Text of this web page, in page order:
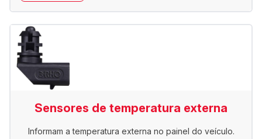
Sensores de temperatura externa
Informam a temperatura externa no painel do veículo.